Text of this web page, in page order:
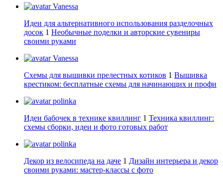
Vanessa
Идеи для альтернативного использования разделочных
досок 1 Необычные поделки и авторские сувениры
своими руками
Vanessa
Схемы для вышивки прелестных котиков 1 Вышивка
крестиком: бесплатные схемы для начинающих и профи
polinka
Идеи бабочек в технике квиллинг 1 Техника квиллинг:
схемы сборки, идеи и фото готовых работ
polinka
Декор из велосипеда на даче 1 Дизайн интерьера и декор
своими руками: мастер-классы с фото